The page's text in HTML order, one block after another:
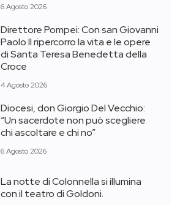
6 Agosto 2026
Direttore Pompei: Con san Giovanni
Paolo II ripercorro la vita e le opere
di Santa Teresa Benedetta della
Croce
4 Agosto 2026
Diocesi, don Giorgio Del Vecchio:
“Un sacerdote non può scegliere
chi ascoltare e chi no”
6 Agosto 2026
La notte di Colonnella si illumina
con il teatro di Goldoni.